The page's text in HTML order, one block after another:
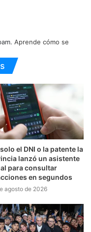
Aprende cómo se
el DNI o la patente la
lanzó un asistente
para consultar
en segundos
agosto de 2026